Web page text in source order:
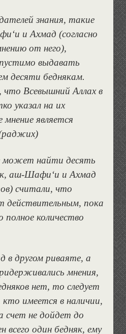
знания, такие
и Ахмад (согласно
от него),
выдавать
десяти беднякам.
что Всевышний Аллах в
указал на их
мнение является
может найти десять
аш-Шафи‘и и Ахмад
считали, что
действительным, пока
полное количество
в другом риваяте, а
мнения,
нет, то следует
имеется в наличии,
счет не дойдет до
всего один бедняк, ему